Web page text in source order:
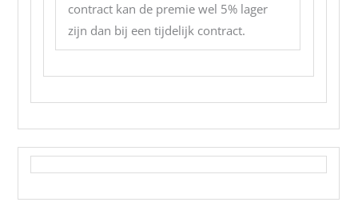
contract kan de premie wel 5% lager
zijn dan bij een tijdelijk contract.